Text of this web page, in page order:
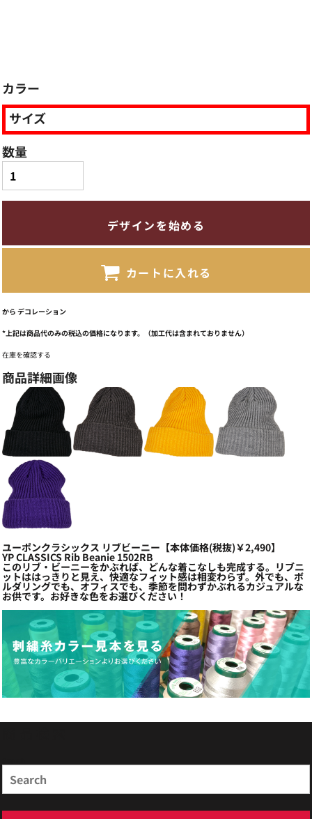
カラー
サイズ
数量
デザインを始める
カートに入れる
から デコレーション
*上記は商品代のみの税込の価格になります。（加工代は含まれておりません）
在庫を確認する
商品詳細画像
ユーポンクラシックス リブビーニー【本体価格(税抜)￥2,490】
YP CLASSICS Rib Beanie 1502RB
このリブ・ビーニーをかぶれば、どんな着こなしも完成する。リブニ
ットははっきりと見え、快適なフィット感は相変わらず。外でも、ボ
ルダリングでも、オフィスでも、季節を問わずかぶれるカジュアルな
お供です。お好きな色をお選びください！